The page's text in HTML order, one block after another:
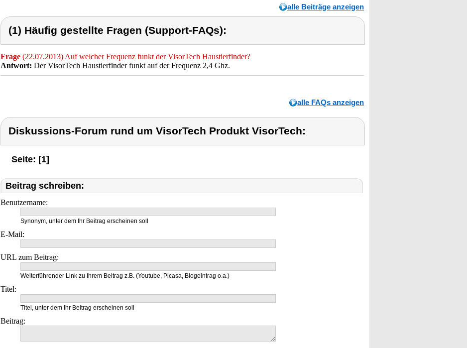
alle Beiträge anzeigen
(1) Häufig gestellte Fragen (Support-FAQs):
Frage (22.07.2013) Auf welcher Frequenz funkt der VisorTech Haustierfinder?
Antwort: Der VisorTech Haustierfinder funkt auf der Frequenz 2,4 Ghz.
alle FAQs anzeigen
Diskussions-Forum rund um VisorTech Produkt VisorTech:
Seite: [1]
Beitrag schreiben:
Benutzername:
Synonym, unter dem Ihr Beitrag erscheinen soll
E-Mail:
URL zum Beitrag:
Weiterführender Link zu Ihrem Beitrag z.B. (Youtube, Picasa, Blogeintrag o.a.)
Titel:
Titel, unter dem Ihr Beitrag erscheinen soll
Beitrag: